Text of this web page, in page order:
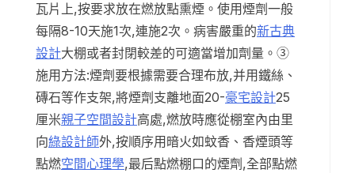
瓦片上,按要求放在燃放點熏煙。使用煙劑一般
每隔8-10天施1次,連施2次。病害嚴重的新古典
設計大棚或者封閉較差的可適當增加劑量。③
施用方法:煙劑要根據需要合理布放,并用鐵絲、
磚石等作支架,將煙劑支離地面20-豪宅設計25
厘米親子空間設計高處,燃放時應從棚室內由里
向綠設計師外,按順序用暗火如蚊香、香煙頭等
點燃空間心理學,最后點燃棚口的煙劑,全部點燃